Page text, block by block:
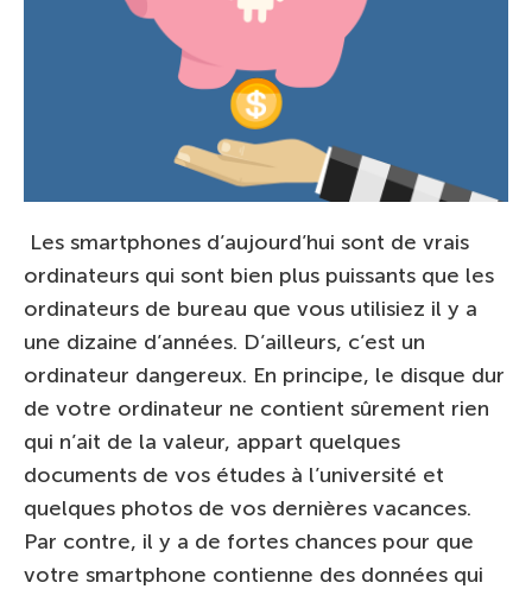
Les smartphones d’aujourd’hui sont de vrais
ordinateurs qui sont bien plus puissants que les
ordinateurs de bureau que vous utilisiez il y a
une dizaine d’années. D’ailleurs, c’est un
ordinateur dangereux. En principe, le disque dur
de votre ordinateur ne contient sûrement rien
qui n’ait de la valeur, appart quelques
documents de vos études à l’université et
quelques photos de vos dernières vacances.
Par contre, il y a de fortes chances pour que
votre smartphone contienne des données qui